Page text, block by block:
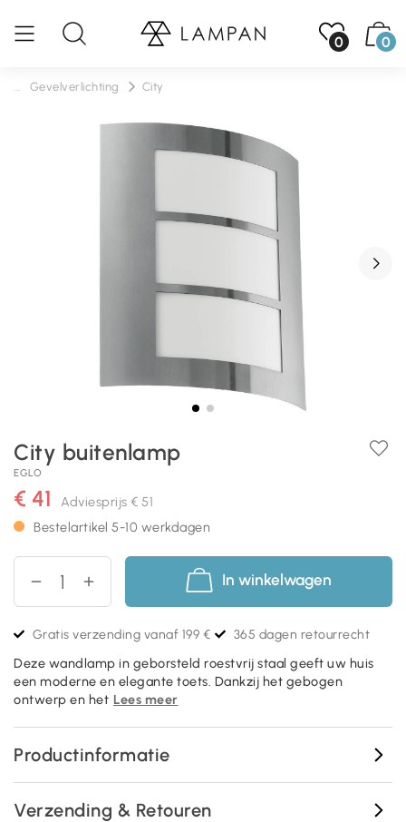
0 0
Gevelverlichting City
City buitenlamp
EGLO
€ 41 Adviesprijs € 51
Bestelartikel 5-10 werkdagen
In winkelwagen
Gratis verzending vanaf 199 € 365 dagen retourrecht
Deze wandlamp in geborsteld roestvrij staal geeft uw huis
een moderne en elegante toets. Dankzij het gebogen
ontwerp en het Lees meer
Productinformatie
Verzending & Retouren